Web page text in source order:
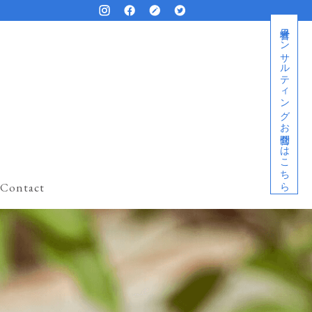
経営者コンサルティングお問合せはこちら
Contact